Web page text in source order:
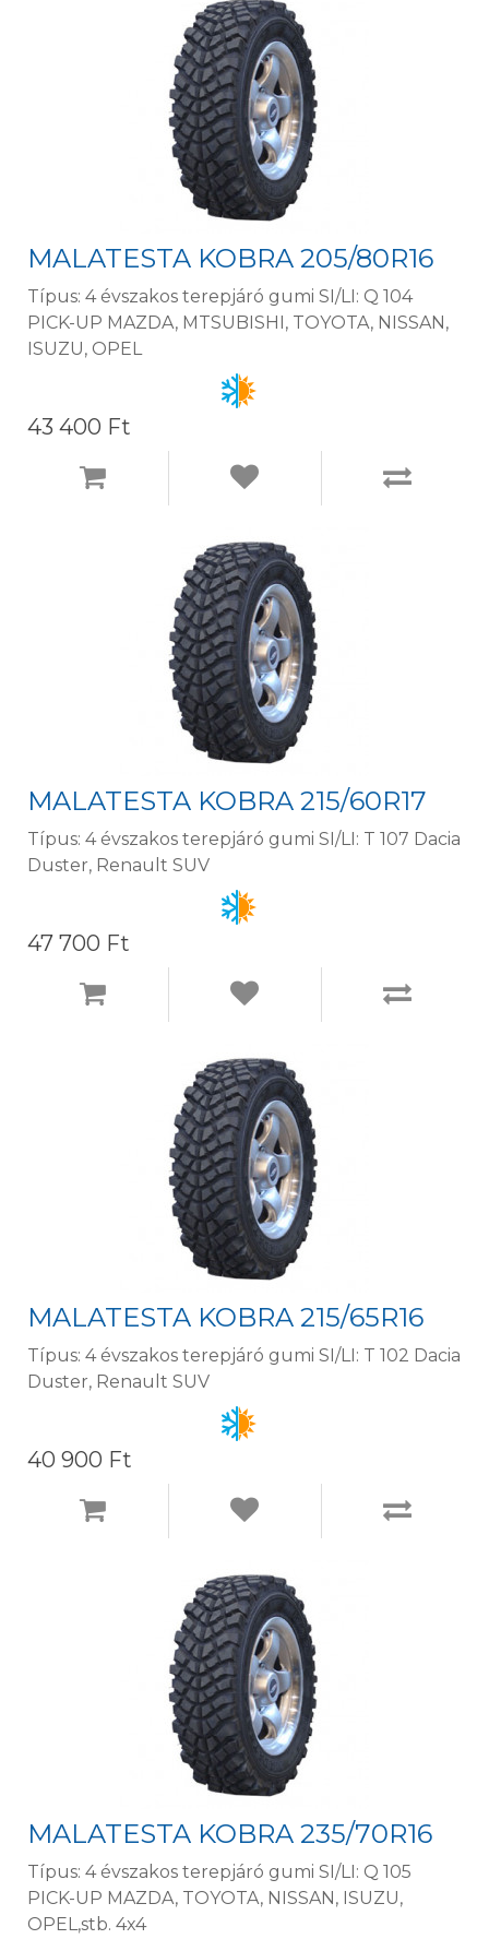
MALATESTA KOBRA 205/80R16
Típus: 4 évszakos terepjáró gumi SI/LI: Q 104
PICK-UP MAZDA, MTSUBISHI, TOYOTA, NISSAN,
ISUZU, OPEL
43 400 Ft
MALATESTA KOBRA 215/60R17
Típus: 4 évszakos terepjáró gumi SI/LI: T 107 Dacia
Duster, Renault SUV
47 700 Ft
MALATESTA KOBRA 215/65R16
Típus: 4 évszakos terepjáró gumi SI/LI: T 102 Dacia
Duster, Renault SUV
40 900 Ft
MALATESTA KOBRA 235/70R16
Típus: 4 évszakos terepjáró gumi SI/LI: Q 105
PICK-UP MAZDA, TOYOTA, NISSAN, ISUZU,
OPEL,stb. 4x4